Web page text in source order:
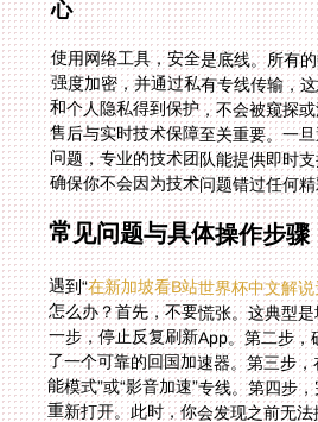
心
使用网络工具，安全是底线。所有
强度加密，并通过私有专线传输，
和个人隐私得到保护，不会被窥探
售后与实时技术保障至关重要。一
问题，专业的技术团队能提供即时
确保你不会因为技术问题错过任何精
常见问题与具体操作步骤
遇到“在新加坡看B站世界杯中文解